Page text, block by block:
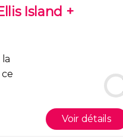
Island +
ce
Voir détails